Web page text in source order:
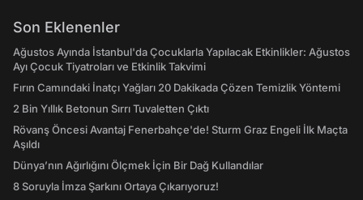
Son Eklenenler
Ağustos Ayında İstanbul'da Çocuklarla Yapılacak Etkinlikler: Ağustos
Ayı Çocuk Tiyatroları ve Etkinlik Takvimi
Fırın Camındaki İnatçı Yağları 20 Dakikada Çözen Temizlik Yöntemi
2 Bin Yıllık Betonun Sırrı Tuvaletten Çıktı
Rövanş Öncesi Avantaj Fenerbahçe'de! Sturm Graz Engeli İlk Maçta
Aşıldı
Dünya’nın Ağırlığını Ölçmek İçin Bir Dağ Kullandılar
8 Soruyla İmza Şarkını Ortaya Çıkarıyoruz!